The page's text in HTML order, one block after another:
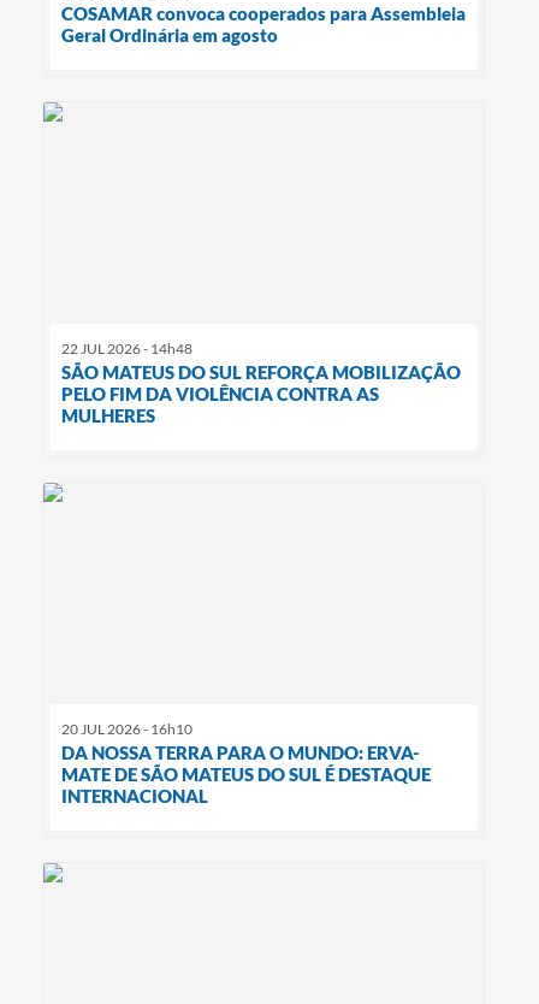
COSAMAR convoca cooperados para Assembleia
Geral Ordinária em agosto
22 JUL 2026 - 14h48
SÃO MATEUS DO SUL REFORÇA MOBILIZAÇÃO
PELO FIM DA VIOLÊNCIA CONTRA AS
MULHERES
20 JUL 2026 - 16h10
DA NOSSA TERRA PARA O MUNDO: ERVA-
MATE DE SÃO MATEUS DO SUL É DESTAQUE
INTERNACIONAL